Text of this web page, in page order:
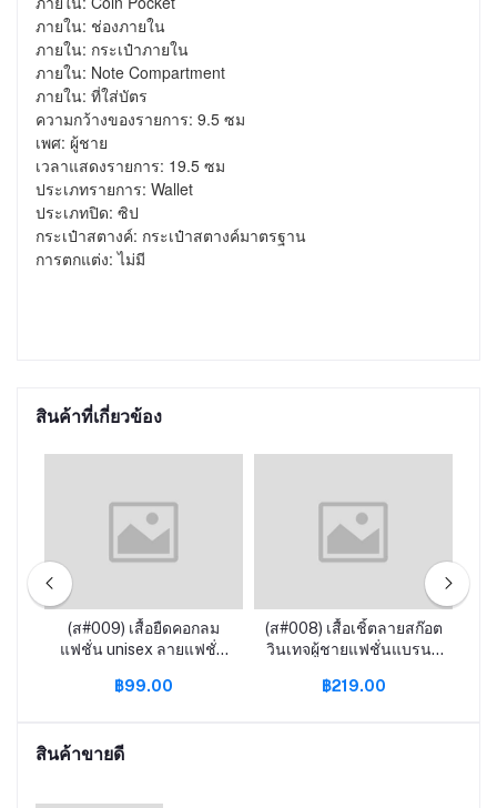
ภายใน: ช่องภายใน
ภายใน: กระเป๋าภายใน
ภายใน: Note Compartment
ภายใน: ที่ใส่บัตร
ความกว้างของรายการ: 9.5 ซม
เพศ: ผู้ชาย
เวลาแสดงรายการ: 19.5 ซม
ประเภทรายการ: Wallet
ประเภทปิด: ซิป
กระเป๋าสตางค์: กระเป๋าสตางค์มาตรฐาน
การตกแต่ง: ไม่มี
สินค้าที่เกี่ยวข้อง
(ส#009) เสื้อยืดคอกลม
แฟชั่น unisex ลายแฟชั่น
฿99.00
(ส#008) เสื้อเชิ้ตลายสก๊อต
วินเทจผู้ชายแฟชั่นแบรนด์
โค้ทสไตล์ท่าเรือ BOY067
฿219.00
สินค้าขายดี